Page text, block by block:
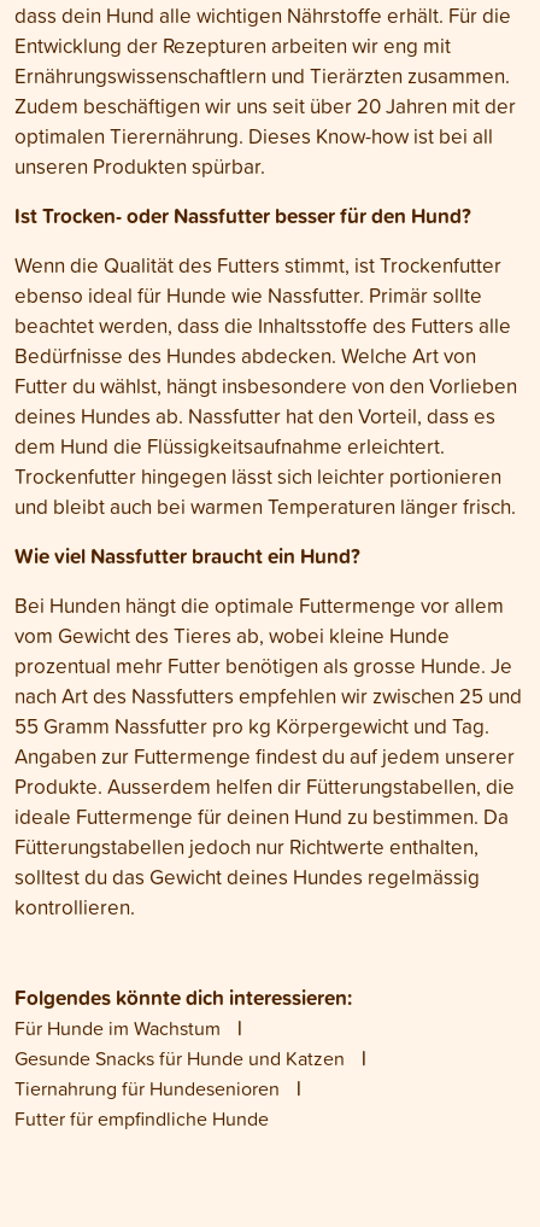
dass dein Hund alle wichtigen Nährstoffe erhält. Für die
Entwicklung der Rezepturen arbeiten wir eng mit
Ernährungswissenschaftlern und Tierärzten zusammen.
Zudem beschäftigen wir uns seit über 20 Jahren mit der
optimalen Tierernährung. Dieses Know-how ist bei all
unseren Produkten spürbar.
Ist Trocken- oder Nassfutter besser für den Hund?
Wenn die Qualität des Futters stimmt, ist Trockenfutter
ebenso ideal für Hunde wie Nassfutter. Primär sollte
beachtet werden, dass die Inhaltsstoffe des Futters alle
Bedürfnisse des Hundes abdecken. Welche Art von
Futter du wählst, hängt insbesondere von den Vorlieben
deines Hundes ab. Nassfutter hat den Vorteil, dass es
dem Hund die Flüssigkeitsaufnahme erleichtert.
Trockenfutter hingegen lässt sich leichter portionieren
und bleibt auch bei warmen Temperaturen länger frisch.
Wie viel Nassfutter braucht ein Hund?
Bei Hunden hängt die optimale Futtermenge vor allem
vom Gewicht des Tieres ab, wobei kleine Hunde
prozentual mehr Futter benötigen als grosse Hunde. Je
nach Art des Nassfutters empfehlen wir zwischen 25 und
55 Gramm Nassfutter pro kg Körpergewicht und Tag.
Angaben zur Futtermenge findest du auf jedem unserer
Produkte. Ausserdem helfen dir Fütterungstabellen, die
ideale Futtermenge für deinen Hund zu bestimmen. Da
Fütterungstabellen jedoch nur Richtwerte enthalten,
solltest du das Gewicht deines Hundes regelmässig
kontrollieren.
Folgendes könnte dich interessieren:
Für Hunde im Wachstum
Gesunde Snacks für Hunde und Katzen
Tiernahrung für Hundesenioren
Futter für empfindliche Hunde